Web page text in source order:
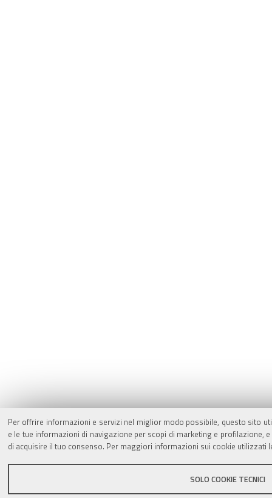
Per offrire informazioni e servizi nel miglior modo possibile, questo sito
e le tue informazioni di navigazione per scopi di marketing e
di acquisire il tuo consenso. Per maggiori informazioni sui cookie utilizzati
SOLO COOKIE TECNICI